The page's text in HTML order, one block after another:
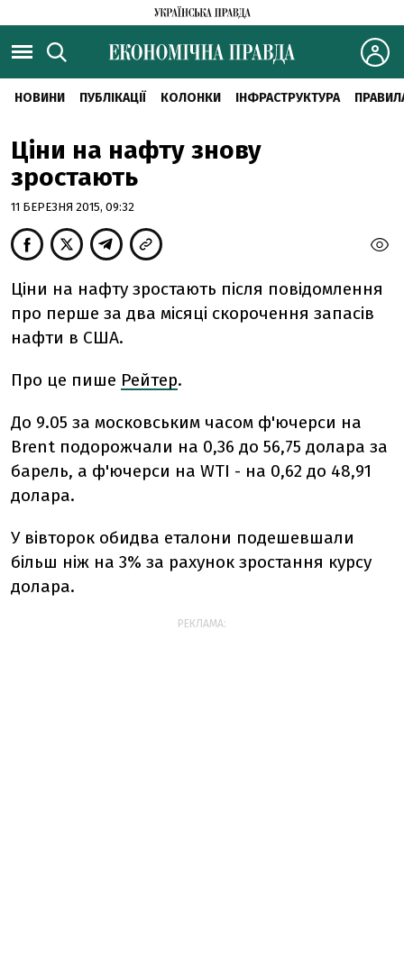
НОВИНИ ПУБЛІКАЦІЇ КОЛОНКИ ІНФРАСТРУКТУРА
Ціни на нафту знову
зростають
11 БЕРЕЗНЯ 2015, 09:32
Ціни на нафту зростають після повідомлення
про перше за два місяці скорочення запасів
нафти в США.
Про це пише Рейтер.
До 9.05 за московським часом ф'ючерси на
Brent подорожчали на 0,36 до 56,75 долара за
барель, а ф'ючерси на WTI - на 0,62 до 48,91
долара.
У вівторок обидва еталони подешевшали
більш ніж на 3% за рахунок зростання курсу
долара.
РЕКЛАМА: